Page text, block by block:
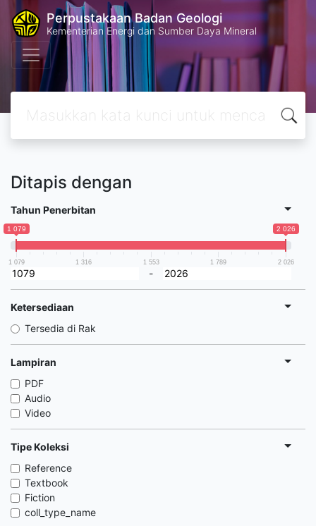
Perpustakaan Badan Geologi
Kementerian Energi dan Sumber Daya Mineral
Ditapis dengan
Tahun Penerbitan
1 079 2 026
1 079 1 316 1 553 1 789 2 026
-
Ketersediaan
Tersedia di Rak
Lampiran
PDF
Audio
Video
Tipe Koleksi
Reference
Textbook
Fiction
coll_type_name